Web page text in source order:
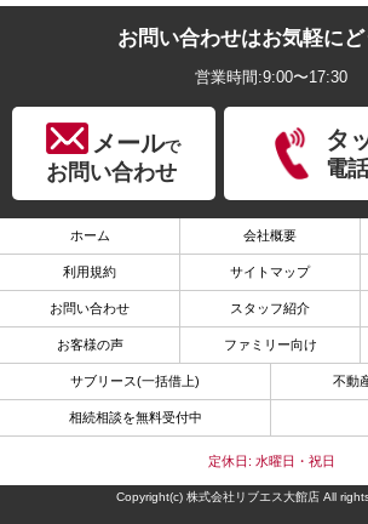
お問い合わせはお気軽にど
営業時間:9:00〜17:30
メールで
お問い合わせ
タ
電
ホーム 会社概要
利用規約 サイトマップ
お問い合わせ スタッフ紹介
お客様の声 ファミリー向け
サブリース(一括借上) 不動
相続相談を無料受付中
定休日: 水曜日・祝日
Copyright(c) 株式会社リブエス大館店 All